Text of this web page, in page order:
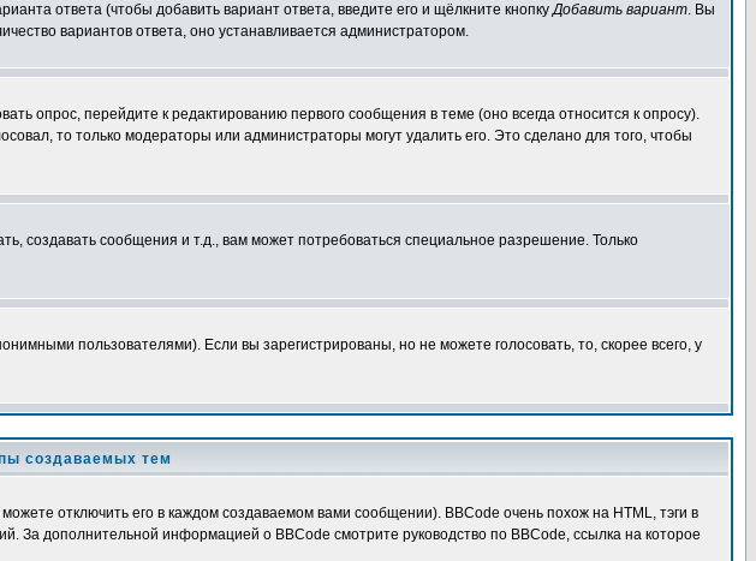
ответа (чтобы добавить вариант ответа, введите его и щёлкните кнопкуДобавить вариант. Вы
вариантов ответа, оно устанавливается администратором.
опрос, перейдите к редактированию первого сообщения в теме (оно всегда относится к опросу).
то только модераторы или администраторы могут удалить его. Это сделано для того, чтобы
создавать сообщения и т.д., вам может потребоваться специальное разрешение. Только
пользователями). Если вы зарегистрированы, но не можете голосовать, то, скорее всего, у
создаваемых тем
отключить его в каждом создаваемом вами сообщении). BBCode очень похож на HTML, тэги в
За дополнительной информацией о BBCode смотрите руководство по BBCode, ссылка на которое